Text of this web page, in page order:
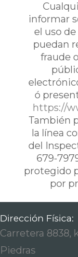
informar
el uso
puedan
fraude
ó
https://
También
la línea
del
679-
protegido
por
Dirección Física:
Carretera 8838,
Piedras